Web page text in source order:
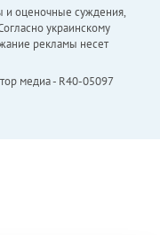
и оценочные суждения,
украинскому
рекламы несет
медиа - R40-05097